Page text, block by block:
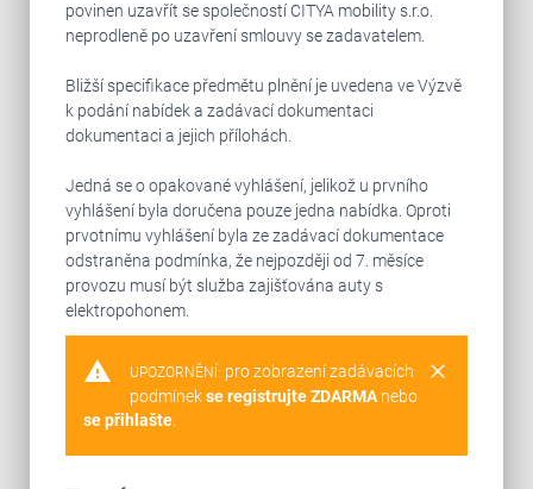
povinen uzavřít se společností CITYA mobility s.r.o.
neprodleně po uzavření smlouvy se zadavatelem.
Bližší specifikace předmětu plnění je uvedena ve Výzvě
k podání nabídek a zadávací dokumentaci
dokumentaci a jejich přílohách.
Jedná se o opakované vyhlášení, jelikož u prvního
vyhlášení byla doručena pouze jedna nabídka. Oproti
prvotnímu vyhlášení byla ze zadávací dokumentace
odstraněna podmínka, že nejpozději od 7. měsíce
provozu musí být služba zajišťována auty s
elektropohonem.
warning clear
UPOZORNĚNÍ: pro zobrazení zadávacích
podmínekse registrujte ZDARMAnebo
se přihlašte.